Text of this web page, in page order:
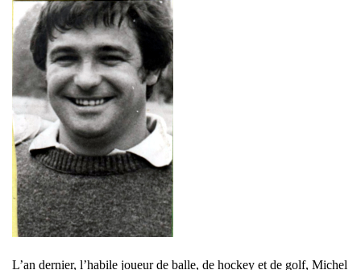
L’an dernier, l’habile joueur de balle, de hockey et de golf, Michel